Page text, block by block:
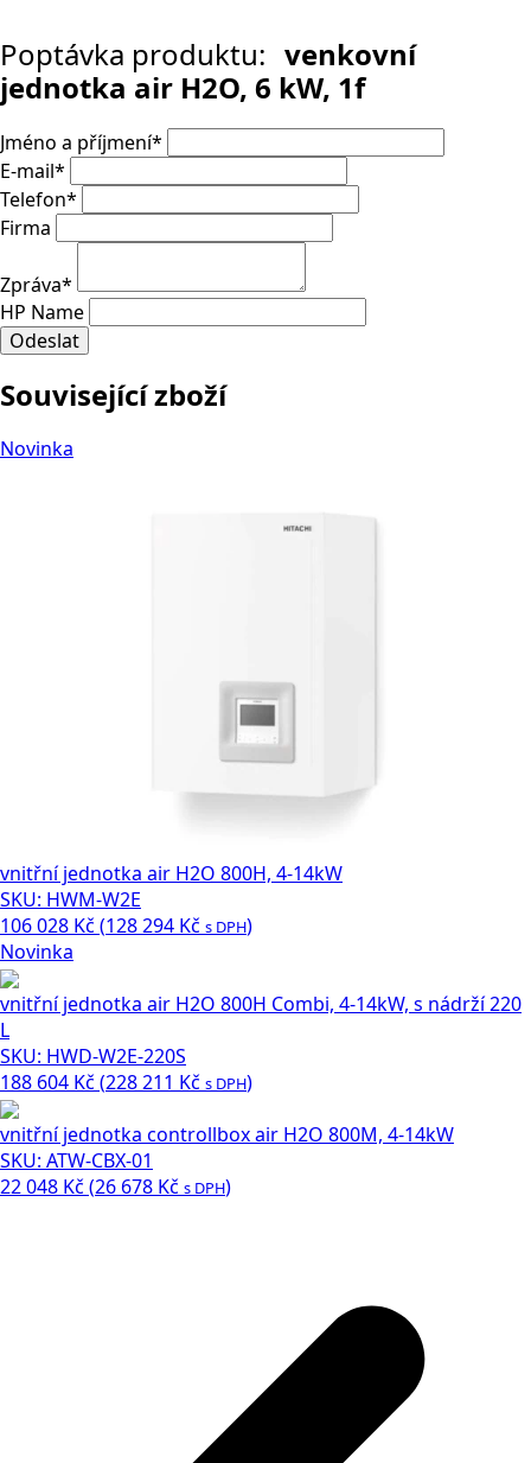
Poptávka produktu: venkovní
jednotka air H2O, 6 kW, 1f
Jméno a příjmení*
E-mail*
Telefon*
Firma
Zpráva*
HP Name
Odeslat
Související zboží
Novinka
vnitřní jednotka air H2O 800H, 4-14kW
SKU: HWM-W2E
106 028 Kč (128 294 Kč s DPH)
Novinka
vnitřní jednotka air H2O 800H Combi, 4-14kW, s nádrží 220
L
SKU: HWD-W2E-220S
188 604 Kč (228 211 Kč s DPH)
vnitřní jednotka controllbox air H2O 800M, 4-14kW
SKU: ATW-CBX-01
22 048 Kč (26 678 Kč s DPH)